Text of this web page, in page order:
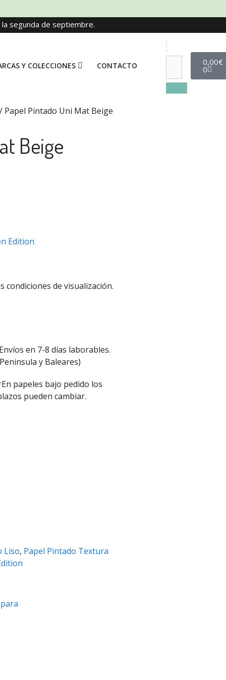
segunda de septiembre.
Y COLECCIONES CONTACTO 0,00€
0
Papel Pintado Uni Mat Beige
Beige
Edition
condiciones de visualización.
en 7-8 días laborables.
y Baleares)
papeles bajo pedido los
pueden cambiar.
Liso, Papel Pintado Textura